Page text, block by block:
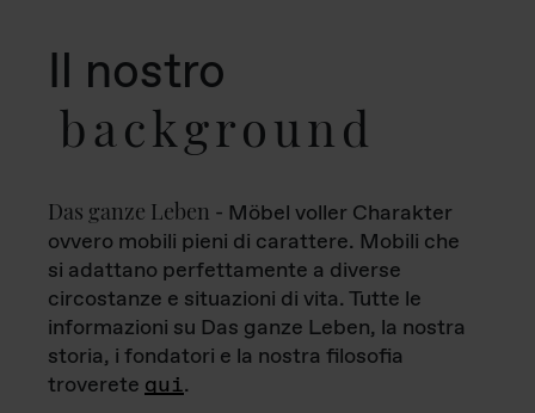
Il nostro
background
Das ganze Leben - Möbel voller Charakter
ovvero mobili pieni di carattere. Mobili che
si adattano perfettamente a diverse
circostanze e situazioni di vita. Tutte le
informazioni su Das ganze Leben, la nostra
storia, i fondatori e la nostra filosofia
troverete qui.